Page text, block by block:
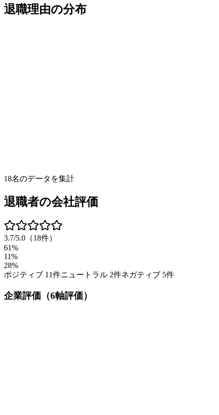
退職理由の分布
18名のデータを集計
退職者の会社評価
3.7/5.0 （18件）
61%
11%
28%
ポジティブ 11件ニュートラル 2件ネガティブ 5件
企業評価（6軸評価）